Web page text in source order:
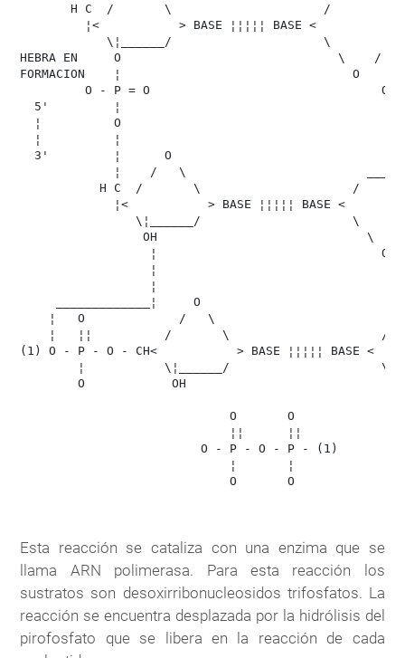
       H C  /       \                     /        \
¦<           > BASE ¦¦¦¦¦ BASE <
\¦______/                     \        /
HEBRA EN     O                              \    /
FORMACION    ¦                                O
O - P = O                                O
5'         ¦
¦          O
¦          ¦
3'         ¦      O
¦    /   \
H C  /       \                     /
¦<           > BASE ¦¦¦¦¦ BASE <
\¦______/                     \
OH                             \
¦                               O
¦
¦
_____________¦     O
¦   O             /   \
¦   ¦¦          /       \                     /
(1) O - P - O - CH<           > BASE ¦¦¦¦¦ BASE <
¦           \¦______/                     \
O            OH
                             O       O
                             ¦¦      ¦¦
                         O - P - O - P - (1)
                             ¦       ¦
                             O       O
Esta reacción se cataliza con una enzima que se
llama ARN polimerasa. Para esta reacción los
sustratos son desoxirribonucleosidos trifosfatos. La
reacción se encuentra desplazada por la hidrólisis del
pirofosfato que se libera en la reacción de cada